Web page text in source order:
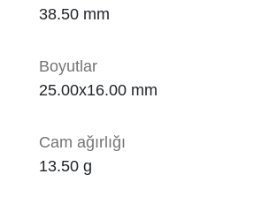
38.50 mm
Boyutlar
25.00x16.00 mm
Cam ağırlığı
13.50g